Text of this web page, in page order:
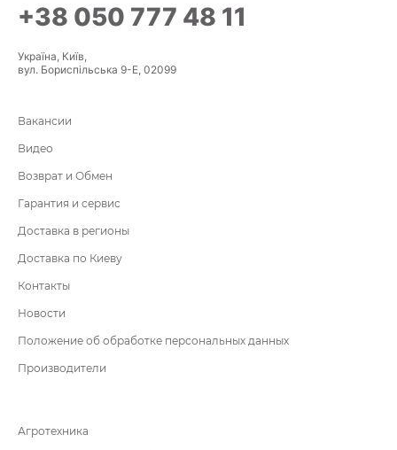
+38 050 777 48 11
Україна, Київ,
вул. Бориспільська 9-Е, 02099
Вакансии
Видео
Возврат и Обмен
Гарантия и сервис
Доставка в регионы
Доставка по Киеву
Контакты
Новости
Положение об обработке персональных данных
Производители
Агротехника